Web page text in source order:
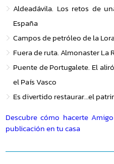
Aldeadávila. Los retos de
España
Campos de petróleo de la
Fuera de ruta. Almonaster La
Puente de Portugalete. El
el País Vasco
Es divertido restaurar…el
Descubre cómo hacerte
publicación en tu casa